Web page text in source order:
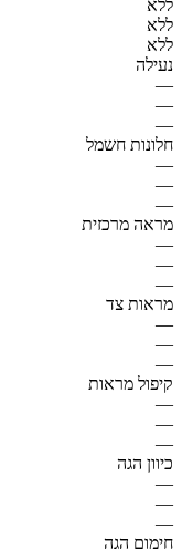
ללא
ללא
ללא
נעילה
—
—
—
חלונות חשמל
—
—
—
מראה מרכזית
—
—
—
מראות צד
—
—
—
קיפול מראות
—
—
—
כיוון הגה
—
—
—
חימום הגה